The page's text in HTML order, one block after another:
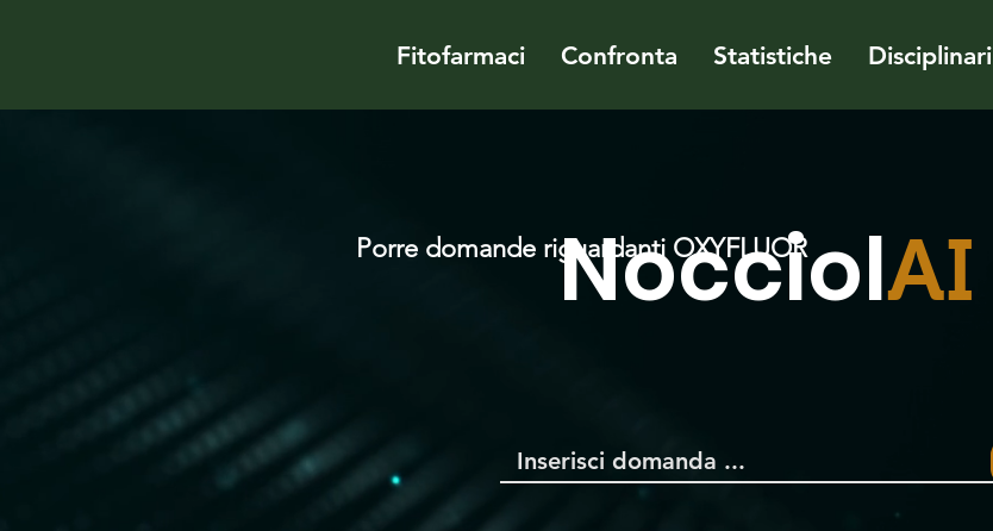
Fitofarmaci Confronta Statistiche Disciplinari
NocciolAI
Porre domande riguardanti OXYFLUOR